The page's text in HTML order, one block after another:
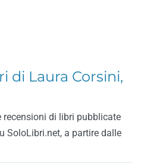
di Laura Corsini,
recensioni di libri pubblicate
SoloLibri.net, a partire dalle